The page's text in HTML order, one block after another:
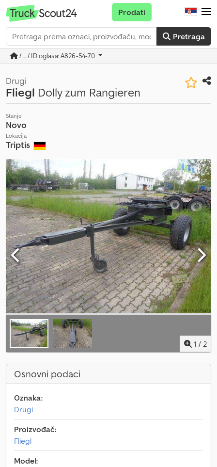
Pretraga
Prodati
/ ... / ID oglasa: A826-54-70
Drugi
Fliegl Dolly zum Rangieren
Stanje
Novo
Lokacija
Triptis
1 / 2
Osnovni podaci
Oznaka:
Drugi
Proizvođač:
Fliegl
Model: